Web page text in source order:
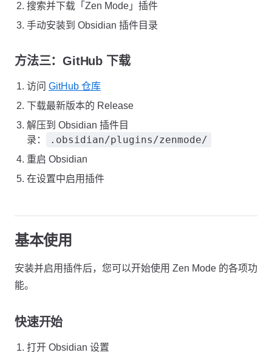
搜索并下载「Zen Mode」插件
手动安装到 Obsidian 插件目录
方法三：GitHub 下载
访问 GitHub 仓库
下载最新版本的 Release
解压到 Obsidian 插件目
录：
.obsidian/plugins/zenmode/
重启 Obsidian
在设置中启用插件
基本使用
安装并启用插件后，您可以开始使用 Zen Mode 的各项功
能。
快速开始
打开 Obsidian 设置